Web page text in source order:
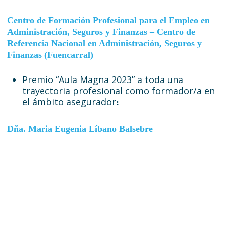
Centro de Formación Profesional para el Empleo en
Administración, Seguros y Finanzas – Centro de
Referencia Nacional en Administración, Seguros y
Finanzas (Fuencarral)
Premio “Aula Magna 2023” a toda una
trayectoria profesional como formador/a en
el ámbito asegurador:
Dña. Maria Eugenia Líbano Balsebre